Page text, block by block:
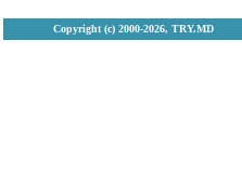
Copyright (с) 2000-2026, TRY.MD